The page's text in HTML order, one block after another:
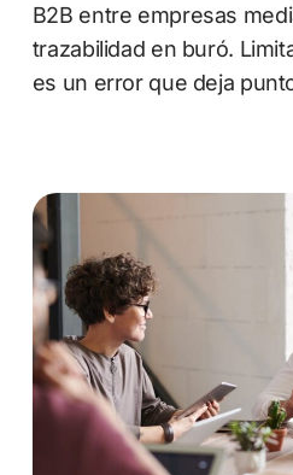
B2B entre empresas
trazabilidad en buró.
es un error que deja